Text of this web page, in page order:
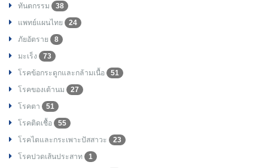
ทันตกรรม
38
แพทย์แผนไทย
24
ภัยอัตราย
8
มะเร็ง
73
โรคข้อกระดูกและกล้ามเนื้อ
51
โรคของเต้านม
27
โรคตา
51
โรคติดเชื้อ
55
โรคไตและกระเพาะปัสสาวะ
23
โรคปวดเส้นประสาท
1